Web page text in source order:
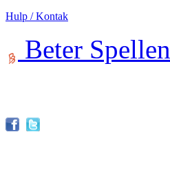
Hulp / Kontak
Beter Spellen